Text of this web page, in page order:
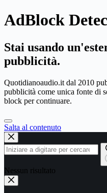
AdBlock
Stai usando
pubblicità.
Quotidianoaudio.it dal 2010
pubblicità come unica fonte di
block per continuare.
Salta al contenuto
Nessun risultato